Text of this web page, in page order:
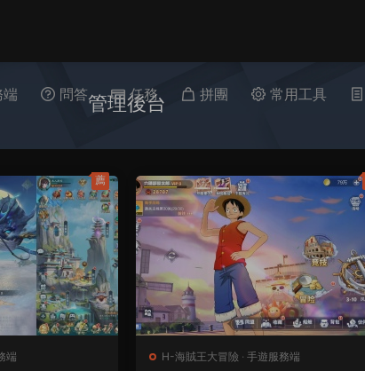
端 問答 任務 拼團 常用工具
管理後台
端
薦
H-海賊王大冒險 · 手遊服務端